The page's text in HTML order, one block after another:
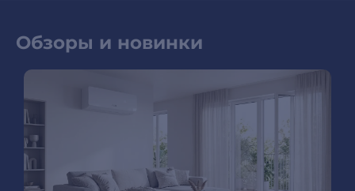
Обзоры и новинки